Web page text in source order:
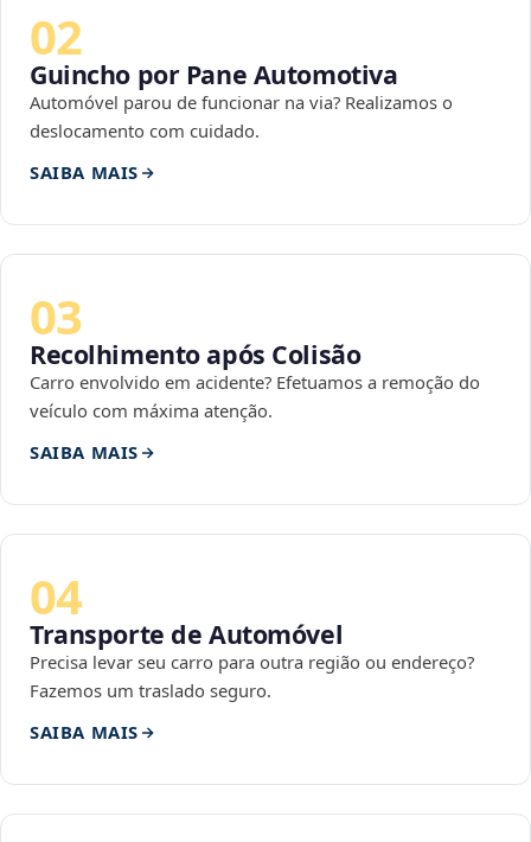
02
Guincho por Pane Automotiva
Automóvel parou de funcionar na via? Realizamos o
deslocamento com cuidado.
SAIBA MAIS
03
Recolhimento após Colisão
Carro envolvido em acidente? Efetuamos a remoção do
veículo com máxima atenção.
SAIBA MAIS
04
Transporte de Automóvel
Precisa levar seu carro para outra região ou endereço?
Fazemos um traslado seguro.
SAIBA MAIS